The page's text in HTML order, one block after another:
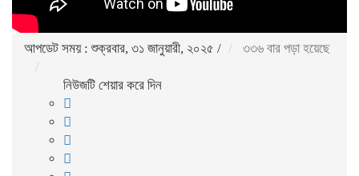
আপডেট সময় : শুক্রবার, ৩১ জানুয়ারী, ২০২৫ / ৩৩৬ বার পড়া হয়েছে
নিউজটি শেয়ার করে দিন